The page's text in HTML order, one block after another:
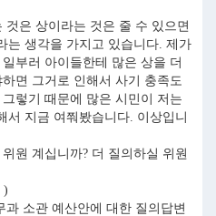
것은 상이라는 것은 줄 수 있으면
는 생각을 가지고 있습니다. 제가
부러 아이들한테 많은 상을 더
면 그거로 인해서 사기 충족도
렇기 때문에 많은 시민이 저는
서 지금 여쭤봤습니다. 이상입니
원 계십니까? 더 질의하실 위원
)
소관 예산안에 대한 질의답변